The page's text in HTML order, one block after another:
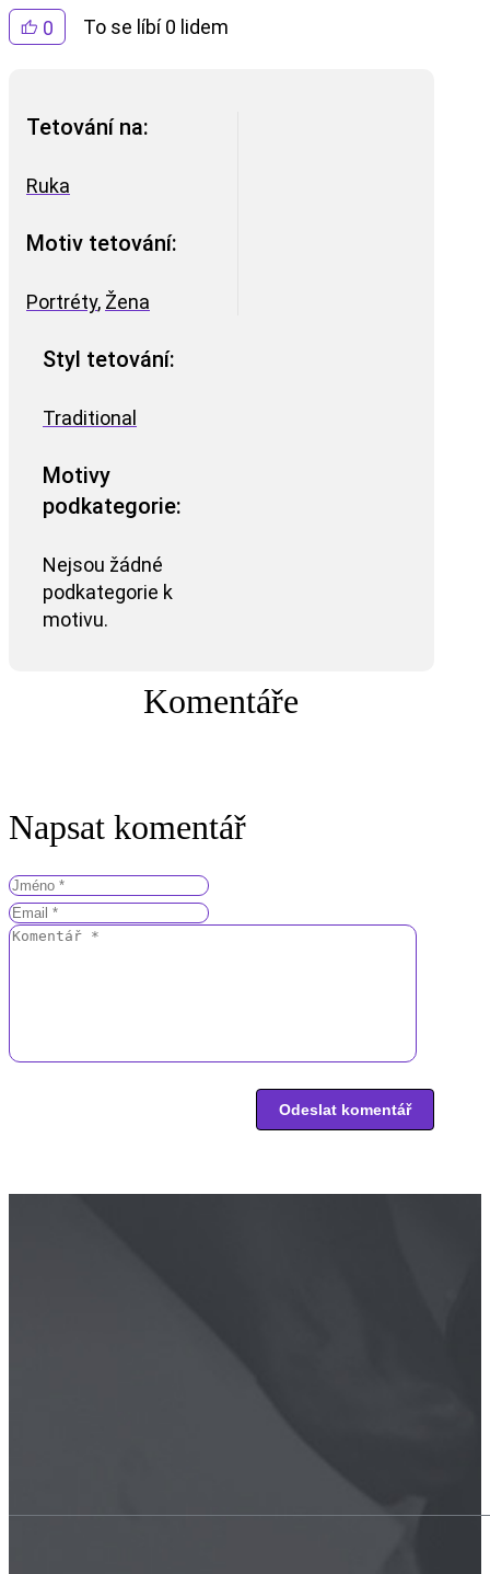
0 To se líbí 0 lidem
Tetování na:
Ruka
Motiv tetování:
Portréty, Žena
Styl tetování:
Traditional
Motivy
podkategorie:
Nejsou žádné
podkategorie k
motivu.
Komentáře
Napsat komentář